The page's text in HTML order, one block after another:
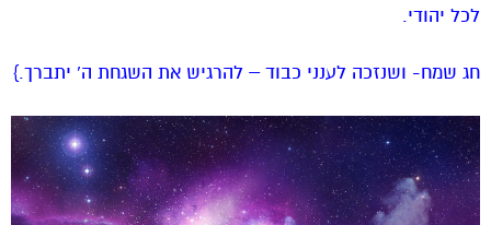
לכל יהודי.
חג שמח- ושנזכה לענני כבוד – להרגיש את השגחת ה' יתברך.}